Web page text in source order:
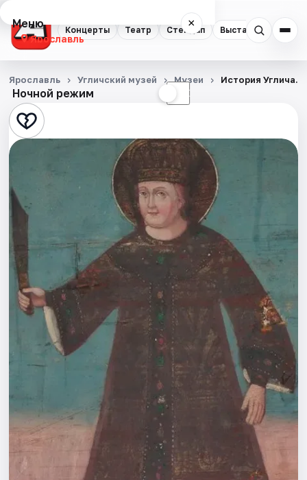
Концерты Театр Стендап Выставки
Меню ×
Ярославль
Концерты
Театр
Стендап
Выставки
Квесты
События
Города
Площадки
Ночной режим ☾
Ярославль Угличский музей Музеи История Углича.